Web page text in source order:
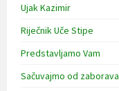
Ujak Kazimir
Riječnik Uče Stipe
Predstavljamo Vam
Sačuvajmo od zaborava